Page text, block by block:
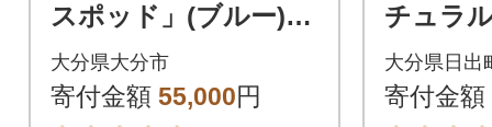
スポッド」(ブルー)_R
11002_3
大分県大分市
寄付金額 55,000円
チュラ
大分県日出
寄付金額